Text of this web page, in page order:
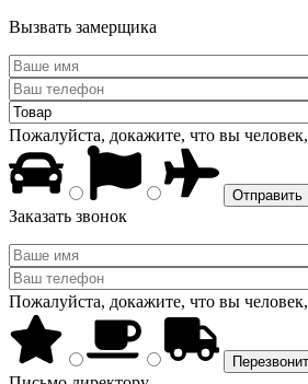
Вызвать замерщика
Пожалуйста, докажите, что вы
Заказать звонок
Пожалуйста, докажите, что вы